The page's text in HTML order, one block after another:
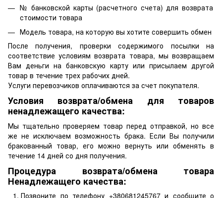
№ банковской карты (расчетного счета) для возврата
стоимости товара
Модель товара, на которую вы хотите совершить обмен
После получения, проверки содержимого посылки на
соответствие условиям возврата товара, мы возвращаем
Вам деньги на банковскую карту или присылаем другой
товар в течение трех рабочих дней.
Услуги перевозчиков оплачиваются за счет покупателя.
Условия возврата/обмена для товаров
ненадлежащего качества:
Мы тщательно проверяем товар перед отправкой, но все
же не исключаем возможность брака. Если Вы получили
бракованный товар, его можно вернуть или обменять в
течение 14 дней со дня получения.
Процедура возврата/обмена товара
Ненадлежащего качества:
Позвоните по телефону +380681245767 и сообщите о